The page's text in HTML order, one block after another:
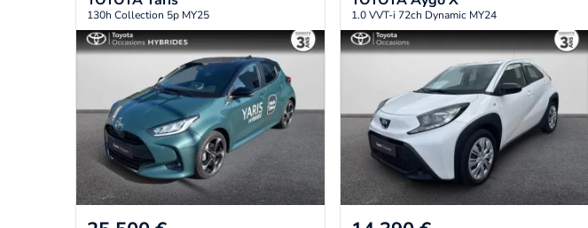
130h Collection 5p MY25 1.0 VVT-i 72ch Dynamic MY24